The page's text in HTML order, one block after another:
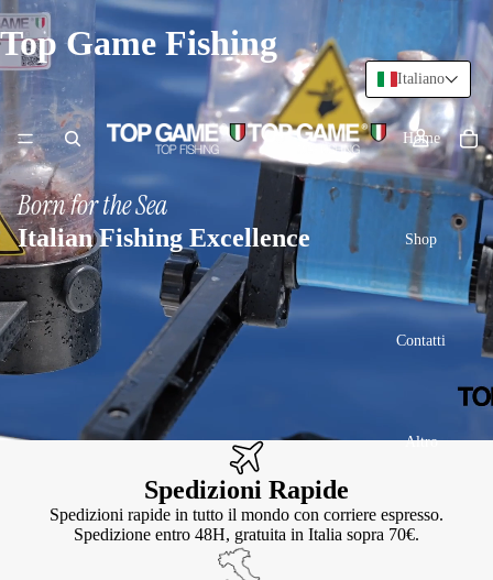
Top Game Fishing
Home
Shop
Contatti
Altro
Born for the Sea
Italian Fishing Excellence
Spedizioni Rapide
Spedizioni rapide in tutto il mondo con corriere espresso.
Spedizione entro 48H, gratuita in Italia sopra 70€.
Italiano